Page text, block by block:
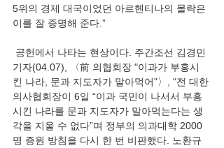
5위의 경제 대국이었던 아르헨티나의 몰락은
이를 잘 증명해 준다.”
공헌에서 나타는 현상이다. 주간조선 김경민
기자(04.07), 〈前 의협회장 "이과가 부흥시
킨 나라, 문과 지도자가 말아먹어"〉, “전 대한
의사협회장이 6일 “이과 국민이 나서서 부흥
시킨 나라를 문과 지도자가 말아먹는다는 생
각을 지울 수 없다”며 정부의 의과대학 2000
명 증원 방침을 다시 한 번 비판했다. 노환규